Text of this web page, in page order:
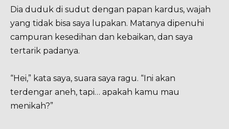
Dia duduk di sudut dengan papan kardus, wajah
yang tidak bisa saya lupakan. Matanya dipenuhi
campuran kesedihan dan kebaikan, dan saya
tertarik padanya.
“Hei,” kata saya, suara saya ragu. “Ini akan
terdengar aneh, tapi… apakah kamu mau
menikah?”